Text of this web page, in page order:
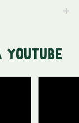
YOUTUBE